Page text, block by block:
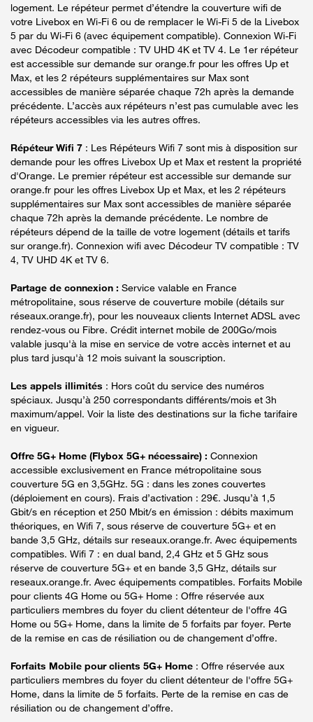
logement. Le répéteur permet d’étendre la couverture wifi de
votre Livebox en Wi-Fi 6 ou de remplacer le Wi-Fi 5 de la Livebox
5 par du Wi-Fi 6 (avec équipement compatible). Connexion Wi-Fi
avec Décodeur compatible : TV UHD 4K et TV 4. Le 1er répéteur
est accessible sur demande sur orange.fr pour les offres Up et
Max, et les 2 répéteurs supplémentaires sur Max sont
accessibles de manière séparée chaque 72h après la demande
précédente. L’accès aux répéteurs n’est pas cumulable avec les
répéteurs accessibles via les autres offres.
Répéteur Wifi 7 : Les Répéteurs Wifi 7 sont mis à disposition sur
demande pour les offres Livebox Up et Max et restent la propriété
d'Orange. Le premier répéteur est accessible sur demande sur
orange.fr pour les offres Livebox Up et Max, et les 2 répéteurs
supplémentaires sur Max sont accessibles de manière séparée
chaque 72h après la demande précédente. Le nombre de
répéteurs dépend de la taille de votre logement (détails et tarifs
sur orange.fr). Connexion wifi avec Décodeur TV compatible : TV
4, TV UHD 4K et TV 6.
Partage de connexion : Service valable en France
métropolitaine, sous réserve de couverture mobile (détails sur
réseaux.orange.fr), pour les nouveaux clients Internet ADSL avec
rendez-vous ou Fibre. Crédit internet mobile de 200Go/mois
valable jusqu'à la mise en service de votre accès internet et au
plus tard jusqu'à 12 mois suivant la souscription.
Les appels illimités : Hors coût du service des numéros
spéciaux. Jusqu’à 250 correspondants différents/mois et 3h
maximum/appel. Voir la liste des destinations sur la fiche tarifaire
en vigueur.
Offre 5G+ Home (Flybox 5G+ nécessaire) : Connexion
accessible exclusivement en France métropolitaine sous
couverture 5G en 3,5GHz. 5G : dans les zones couvertes
(déploiement en cours). Frais d’activation : 29€. Jusqu’à 1,5
Gbit/s en réception et 250 Mbit/s en émission : débits maximum
théoriques, en Wifi 7, sous réserve de couverture 5G+ et en
bande 3,5 GHz, détails sur reseaux.orange.fr. Avec équipements
compatibles. Wifi 7 : en dual band, 2,4 GHz et 5 GHz sous
réserve de couverture 5G+ et en bande 3,5 GHz, détails sur
reseaux.orange.fr. Avec équipements compatibles. Forfaits Mobile
pour clients 4G Home ou 5G+ Home : Offre réservée aux
particuliers membres du foyer du client détenteur de l'offre 4G
Home ou 5G+ Home, dans la limite de 5 forfaits par foyer. Perte
de la remise en cas de résiliation ou de changement d’offre.
Forfaits Mobile pour clients 5G+ Home : Offre réservée aux
particuliers membres du foyer du client détenteur de l'offre 5G+
Home, dans la limite de 5 forfaits. Perte de la remise en cas de
résiliation ou de changement d’offre.